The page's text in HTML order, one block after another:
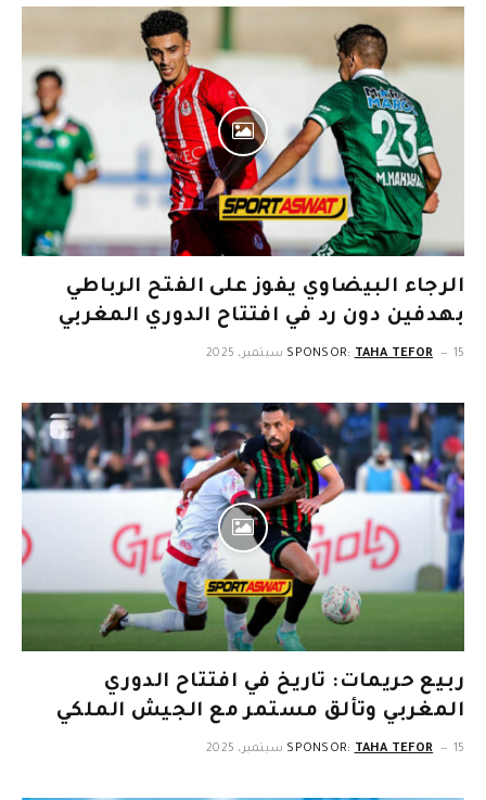
الرجاء البيضاوي يفوز على الفتح الرباطي
بهدفين دون رد في افتتاح الدوري المغربي
SPONSOR: TAHA TEFOR 15 سبتمبر، 2025
ربيع حريمات: تاريخ في افتتاح الدوري
المغربي وتألق مستمر مع الجيش الملكي
SPONSOR: TAHA TEFOR 15 سبتمبر، 2025